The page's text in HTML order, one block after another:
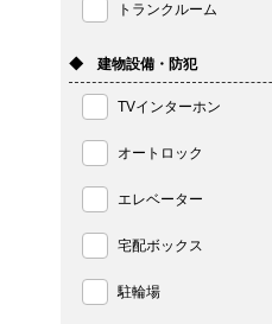
トランクルーム
◆ 建物設備・防犯
TVインターホン
オートロック
エレベーター
宅配ボックス
駐輪場